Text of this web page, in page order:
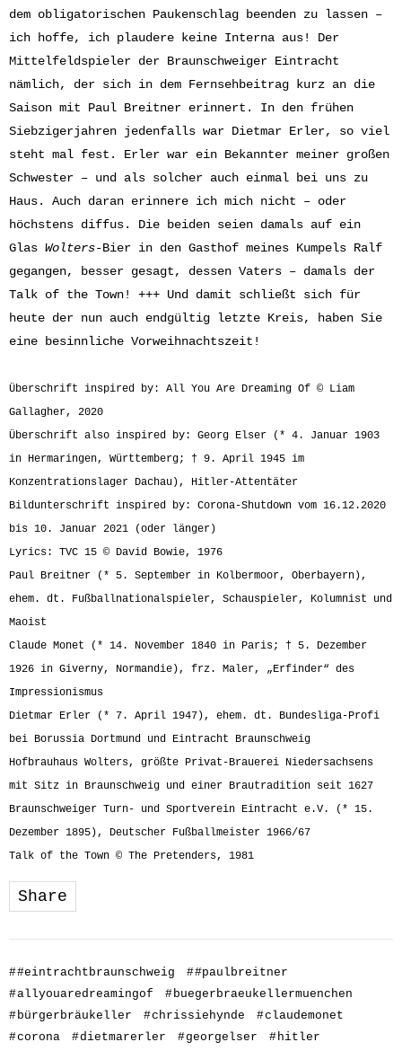
dem obligatorischen Paukenschlag beenden zu lassen –
ich hoffe, ich plaudere keine Interna aus! Der
Mittelfeldspieler der Braunschweiger Eintracht
nämlich, der sich in dem Fernsehbeitrag kurz an die
Saison mit Paul Breitner erinnert. In den frühen
Siebzigerjahren jedenfalls war Dietmar Erler, so viel
steht mal fest. Erler war ein Bekannter meiner großen
Schwester – und als solcher auch einmal bei uns zu
Haus. Auch daran erinnere ich mich nicht – oder
höchstens diffus. Die beiden seien damals auf ein
Glas Wolters-Bier in den Gasthof meines Kumpels Ralf
gegangen, besser gesagt, dessen Vaters – damals der
Talk of the Town! +++ Und damit schließt sich für
heute der nun auch endgültig letzte Kreis, haben Sie
eine besinnliche Vorweihnachtszeit!
Überschrift inspired by: All You Are Dreaming Of © Liam
Gallagher, 2020
Überschrift also inspired by: Georg Elser (* 4. Januar 1903
in Hermaringen, Württemberg; † 9. April 1945 im
Konzentrationslager Dachau), Hitler-Attentäter
Bildunterschrift inspired by: Corona-Shutdown vom 16.12.2020
bis 10. Januar 2021 (oder länger)
Lyrics: TVC 15 © David Bowie, 1976
Paul Breitner (* 5. September in Kolbermoor, Oberbayern),
ehem. dt. Fußballnationalspieler, Schauspieler, Kolumnist und
Maoist
Claude Monet (* 14. November 1840 in Paris; † 5. Dezember
1926 in Giverny, Normandie), frz. Maler, „Erfinder“ des
Impressionismus
Dietmar Erler (* 7. April 1947), ehem. dt. Bundesliga-Profi
bei Borussia Dortmund und Eintracht Braunschweig
Hofbrauhaus Wolters, größte Privat-Brauerei Niedersachsens
mit Sitz in Braunschweig und einer Brautradition seit 1627
Braunschweiger Turn- und Sportverein Eintracht e.V. (* 15.
Dezember 1895), Deutscher Fußballmeister 1966/67
Talk of the Town © The Pretenders, 1981
Share
##eintrachtbraunschweig ##paulbreitner
#allyouaredreamingof #buegerbraeukellermuenchen
#bürgerbräukeller #chrissiehynde #claudemonet
#corona #dietmarerler #georgelser #hitler